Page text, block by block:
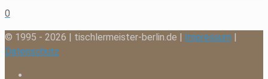
0
© 1995 - 2026 | tischlermeister-berlin.de | Impressum
Datenschutz